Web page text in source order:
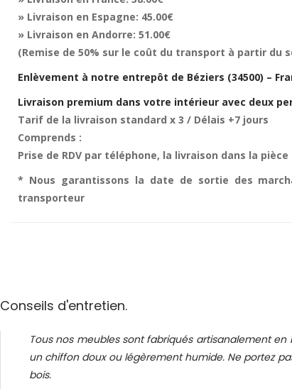
» Livraison en Espagne: 45.00€
» Livraison en Andorre: 51.00€
(Remise de 50% sur le coût du transport à partir du
Enlèvement à notre entrepôt de Béziers (34500) –
Livraison premium dans votre intérieur avec deux
Tarif de la livraison standard x 3 / Délais +7 jours
Comprends :
Prise de RDV par téléphone, la livraison dans la
* Nous garantissons la date de sortie des
transporteur
Conseils d'entretien.
Tous nos meubles sont fabriqués artisanalement
un chiffon doux ou légèrement humide. Ne portez
bois.